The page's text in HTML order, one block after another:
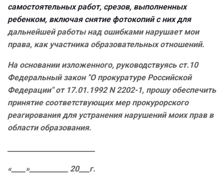
самостоятельных работ, срезов, выполненных
ребенком, включая снятие фотокопий с них для
дальнейшей работы над ошибками нарушает мои
права, как участника образовательных отношений.
На основании изложенного, руководствуясь ст.10
Федеральный закон "О прокуратуре Российской
Федерации" от 17.01.1992 N 2202-1, прошу обеспечить
принятие соответствующих мер прокурорского
реагирования для устранения нарушений моих прав в
области образования.
«____»___________ 20___г.